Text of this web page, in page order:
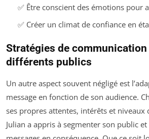
✅ Être conscient des émotions pour
✅ Créer un climat de confiance en
Stratégies de communication
différents publics
Un autre aspect souvent négligé est
message en fonction de son audience.
ses propres attentes, intérêts et niveaux
Julian a appris à segmenter son public